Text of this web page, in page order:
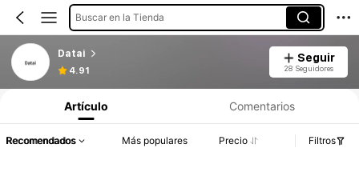
Buscar en la Tienda
Datai
4.91
Seguir
28 Seguidores
Artículo Comentarios
Recomendados Más populares Precio Filtros